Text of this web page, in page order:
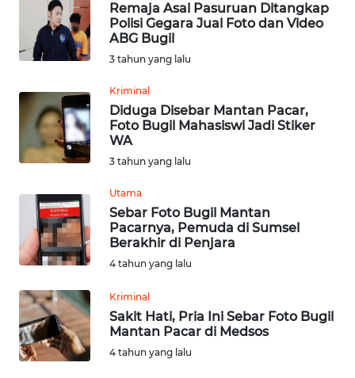
Remaja Asal Pasuruan Ditangkap
Polisi Gegara Jual Foto dan Video
ABG Bugil
3 tahun yang lalu
Kriminal
Diduga Disebar Mantan Pacar,
Foto Bugil Mahasiswi Jadi Stiker
WA
3 tahun yang lalu
Utama
Sebar Foto Bugil Mantan
Pacarnya, Pemuda di Sumsel
Berakhir di Penjara
4 tahun yang lalu
Kriminal
Sakit Hati, Pria Ini Sebar Foto Bugil
Mantan Pacar di Medsos
4 tahun yang lalu
OPINI
OPINI
Informasi
INDEKS
BERITA
KONTAK
KAMI
INFO
IKLAN
TENTANG
KAMI